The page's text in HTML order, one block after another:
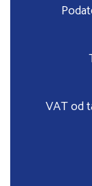
VAT od